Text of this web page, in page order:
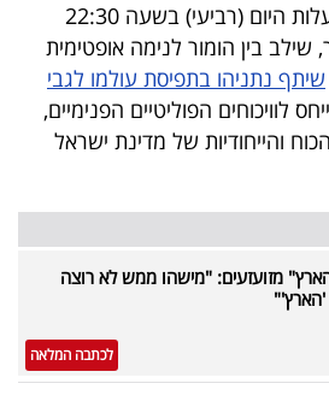
הריאיון המלא, שצפוי לעלות היום (רביעי) בשעה 22:30
שילב בין הומור לנימה אופטימית
שיתף נתניהו בתפיסת עולמו לגבי
לוויכוחים הפוליטיים הפנימיים,
והייחודיות של מדינת ישראל
מזועזעים: "מישהו ממש לא רוצה
לכתבה המלאה